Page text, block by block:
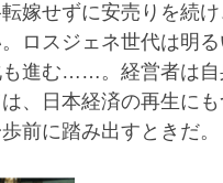
嫁せずに安売りを続
ロスジェネ世代は明
進む……。経営者は自
、日本経済の再生に
前に踏み出すときだ。